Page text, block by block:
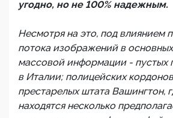
угодно, но не 100% надежным.
Несмотря на это, под влиянием
потока изображений в
массовой информации - пустых
в Италии; полицейских
престарелых штата Вашингтон,
находятся несколько